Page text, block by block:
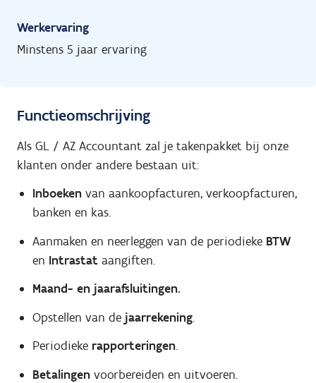
Werkervaring
Minstens 5 jaar ervaring
Functieomschrijving
Als GL / AZ Accountant zal je takenpakket bij onze
klanten onder andere bestaan uit:
Inboekenvan aankoopfacturen, verkoopfacturen,
banken en kas.
Aanmaken en neerleggen van de periodieke BTW
en Intrastataangiften.
Maand- en jaarafsluitingen.
Opstellen van de jaarrekening.
Periodieke rapporteringen.
Betalingenvoorbereiden en uitvoeren.